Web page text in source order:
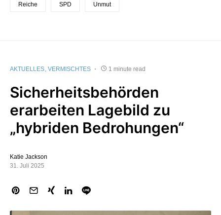
Reiche SPD Unmut
AKTUELLES VERMISCHTES 1 minute read
Sicherheitsbehörden
erarbeiten Lagebild zu
„hybriden Bedrohungen“
Katie Jackson
31. Juli 2025